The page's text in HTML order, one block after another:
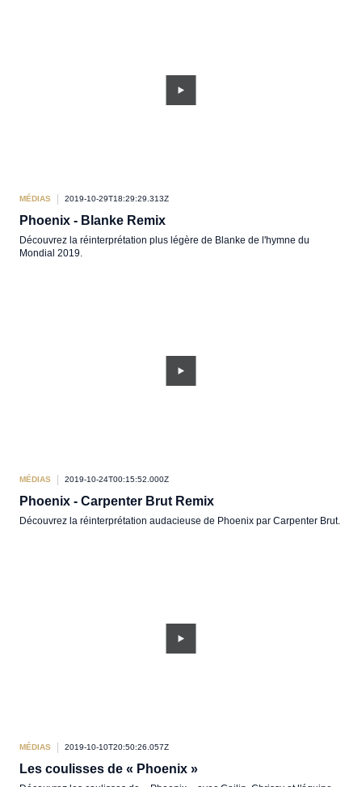
MÉDIAS 2019-10-29T18:29:29.313Z
Phoenix - Blanke Remix
Découvrez la réinterprétation plus légère de Blanke de l'hymne du
Mondial 2019.
MÉDIAS 2019-10-24T00:15:52.000Z
Phoenix - Carpenter Brut Remix
Découvrez la réinterprétation audacieuse de Phoenix par Carpenter Brut.
MÉDIAS 2019-10-10T20:50:26.057Z
Les coulisses de « Phoenix »